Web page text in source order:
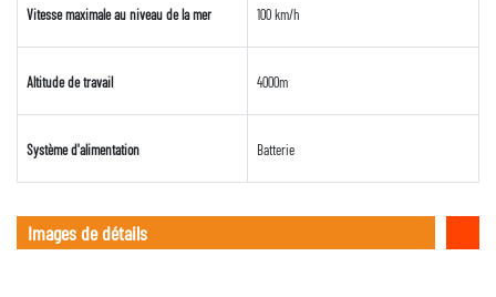
Vitesse maximale au niveau de la mer 100 km/h
Altitude de travail 4000m
Système d'alimentation Batterie
Images de détails